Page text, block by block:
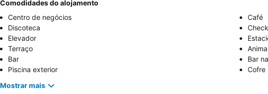
Comodidades do alojamento
Centro de negócios
Café
Discoteca
Elevador
Terraço
Bar
Bar
Piscina exterior
Cofre
Mostrar mais